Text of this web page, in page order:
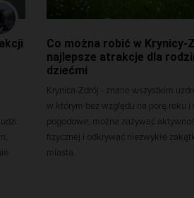
Co można robić w Krynicy-
najlepsze atrakcje dla
dziećmi
Krynica-Zdrój - znane wszystkim
w którym bez względu na porę roku i
pogodowe, można zażywać
fizycznej i odkrywać niezwykłe
miasta.